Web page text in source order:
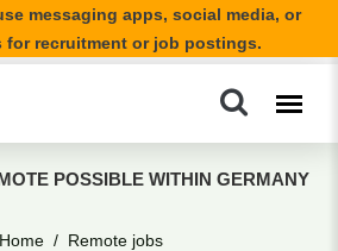
messaging apps, social media, or
recruitment or job postings.
POSSIBLE WITHIN GERMANY
Home
Remote jobs